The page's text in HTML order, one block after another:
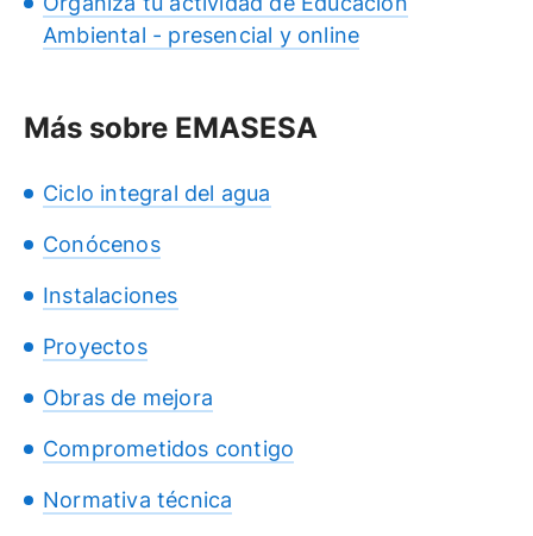
Ambiental - presencial y online
Más sobre EMASESA
Ciclo integral del agua
Conócenos
Instalaciones
Proyectos
Obras de mejora
Comprometidos contigo
Normativa técnica